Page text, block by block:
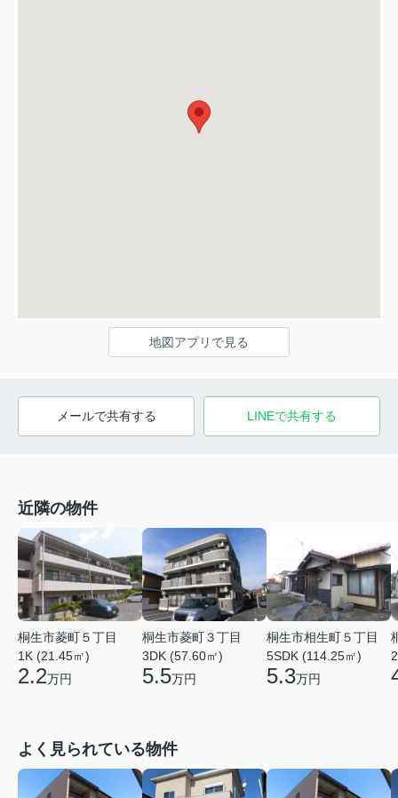
地図アプリで見る
メールで共有する LINEで共有する
近隣の物件
桐生市菱町５丁目
1K (21.45㎡)
2.2万円
桐生市菱町３丁目
3DK (57.60㎡)
5.5万円
桐生市相生町５丁目
5SDK (114.25㎡)
5.3万円
よく見られている物件